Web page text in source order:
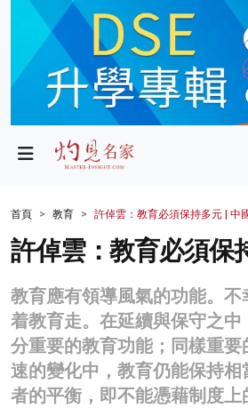
政局
財經
生活
商業
科技
影片
首頁 教育 許倬雲：教育必須保持多元 | 中
許倬雲：教育必須保
教育應有領導風氣的功能。
着教育走。在延續與保守之
分重要的教育功能；同樣重
速的變化中，教育仍能保持
者的平衡，即不能憑藉制度